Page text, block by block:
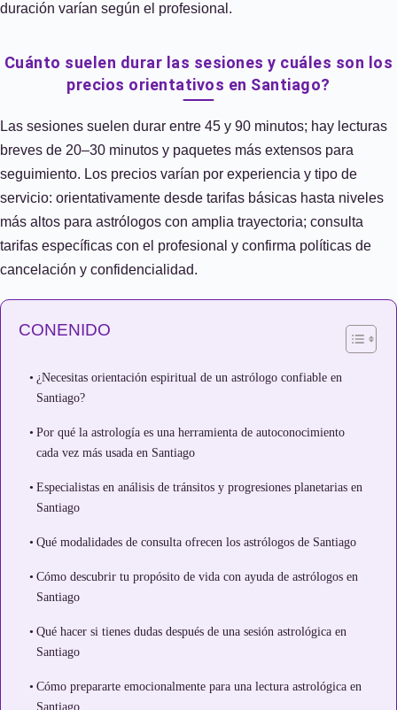
duración varían según el profesional.
Cuánto suelen durar las sesiones y cuáles son los
precios orientativos en Santiago?
Las sesiones suelen durar entre 45 y 90 minutos; hay lecturas
breves de 20–30 minutos y paquetes más extensos para
seguimiento. Los precios varían por experiencia y tipo de
servicio: orientativamente desde tarifas básicas hasta niveles
más altos para astrólogos con amplia trayectoria; consulta
tarifas específicas con el profesional y confirma políticas de
cancelación y confidencialidad.
CONENIDO
¿Necesitas orientación espiritual de un astrólogo confiable en
Santiago?
Por qué la astrología es una herramienta de autoconocimiento
cada vez más usada en Santiago
Especialistas en análisis de tránsitos y progresiones planetarias en
Santiago
Qué modalidades de consulta ofrecen los astrólogos de Santiago
Cómo descubrir tu propósito de vida con ayuda de astrólogos en
Santiago
Qué hacer si tienes dudas después de una sesión astrológica en
Santiago
Cómo prepararte emocionalmente para una lectura astrológica en
Santiago